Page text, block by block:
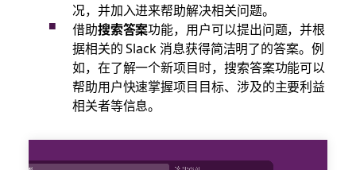
况，并加入进来帮助解决相关问题。
借助搜索答案功能，用户可以提出问题，并根
据相关的 Slack 消息获得简洁明了的答案。例
如，在了解一个新项目时，搜索答案功能可以
帮助用户快速掌握项目目标、涉及的主要利益
相关者等信息。